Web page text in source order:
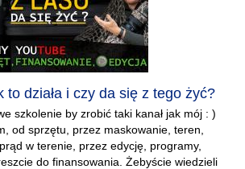
to działa i czy da się z tego żyć?
szkolenie by zrobić taki kanał jak mój : )
od sprzętu, przez maskowanie, teren,
w terenie, przez edycję, programy,
do finansowania. Żebyście wiedzieli